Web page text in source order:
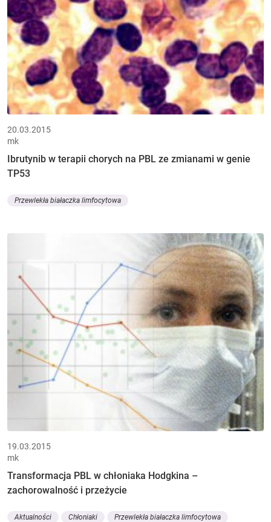
20.03.2015
mk
Ibrutynib w terapii chorych na PBL ze zmianami w genie
TP53
Przewlekła białaczka limfocytowa
19.03.2015
mk
Transformacja PBL w chłoniaka Hodgkina –
zachorowalność i przeżycie
Aktualności Chłoniaki Przewlekła białaczka limfocytowa